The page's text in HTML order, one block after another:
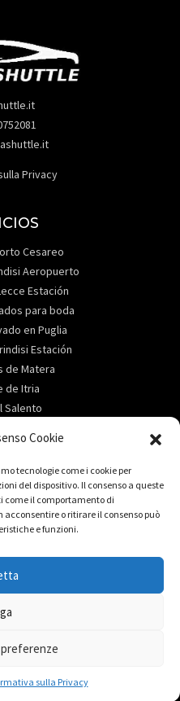
Cookie
tecnologie come i cookie per
del dispositivo. Il consenso a queste
come il comportamento di
acconsentire o ritirare il consenso può
e funzioni.
preferenze
sulla Privacy
Privacy
Cesareo
Aeropuerto
Estación
para boda
en Puglia
Estación
de Matera
de Itria
Salento
útiles
en Salento
Gallipoli
Lapillo
Inizia a chattare
aiutarti?